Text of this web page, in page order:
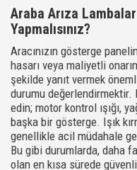
Araba Arıza
Yapmalısınız?
Aracınızın gösterge
hasarı veya maliyetli
şekilde yanıt vermek
durumu değerlendirmektir.
edin; motor kontrol ışığı,
başka bir gösterge. Işık
genellikle acil müdahale
Bu gibi durumlarda, daha
olan en kısa sürede